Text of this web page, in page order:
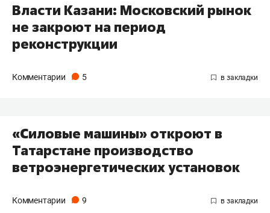
​Власти Казани: Московский рынок
не закроют на период
реконструкции
Комментарии 5
​«Силовые машины» откроют в
Татарстане производство
ветроэнергетических установок
Комментарии 9